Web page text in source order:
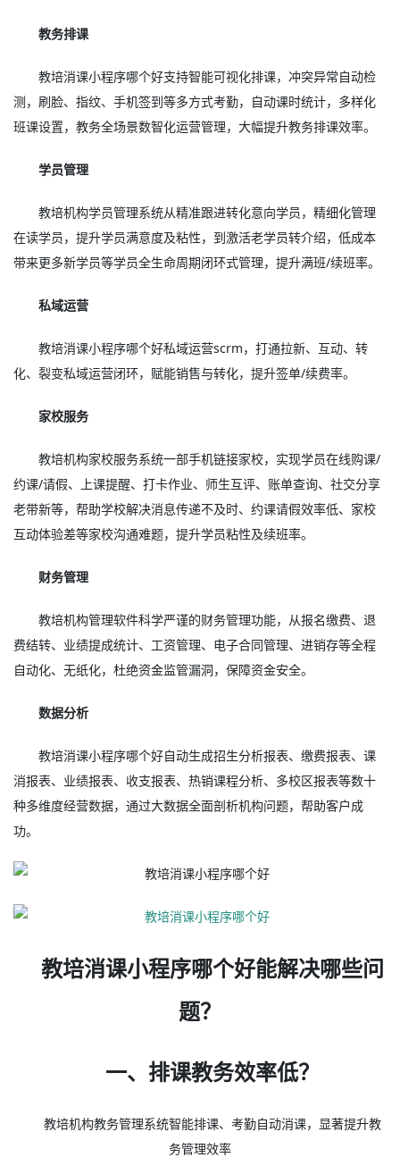
教务排课
教培消课小程序哪个好支持智能可视化排课，冲突异常自动检
测，刷脸、指纹、手机签到等多方式考勤，自动课时统计，多样化
班课设置，教务全场景数智化运营管理，大幅提升教务排课效率。
学员管理
教培机构学员管理系统从精准跟进转化意向学员，精细化管理
在读学员，提升学员满意度及粘性，到激活老学员转介绍，低成本
带来更多新学员等学员全生命周期闭环式管理，提升满班/续班率。
私域运营
教培消课小程序哪个好私域运营scrm，打通拉新、互动、转
化、裂变私域运营闭环，赋能销售与转化，提升签单/续费率。
家校服务
教培机构家校服务系统一部手机链接家校，实现学员在线购课/
约课/请假、上课提醒、打卡作业、师生互评、账单查询、社交分享
老带新等，帮助学校解决消息传递不及时、约课请假效率低、家校
互动体验差等家校沟通难题，提升学员粘性及续班率。
财务管理
教培机构管理软件科学严谨的财务管理功能，从报名缴费、退
费结转、业绩提成统计、工资管理、电子合同管理、进销存等全程
自动化、无纸化，杜绝资金监管漏洞，保障资金安全。
数据分析
教培消课小程序哪个好自动生成招生分析报表、缴费报表、课
消报表、业绩报表、收支报表、热销课程分析、多校区报表等数十
种多维度经营数据，通过大数据全面剖析机构问题，帮助客户成
功。
教培消课小程序哪个好能解决哪些问
题？
一、排课教务效率低？
教培机构教务管理系统智能排课、考勤自动消课，显著提升教
务管理效率